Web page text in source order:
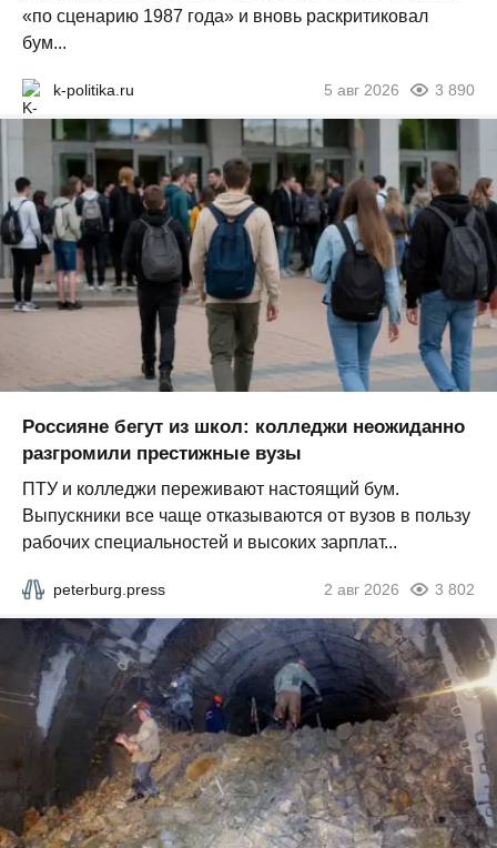
«по сценарию 1987 года» и вновь раскритиковал
бум...
k-politika.ru 5 авг 2026 3 890
Россияне бегут из школ: колледжи неожиданно
разгромили престижные вузы
ПТУ и колледжи переживают настоящий бум.
Выпускники все чаще отказываются от вузов в пользу
рабочих специальностей и высоких зарплат...
peterburg.press 2 авг 2026 3 802